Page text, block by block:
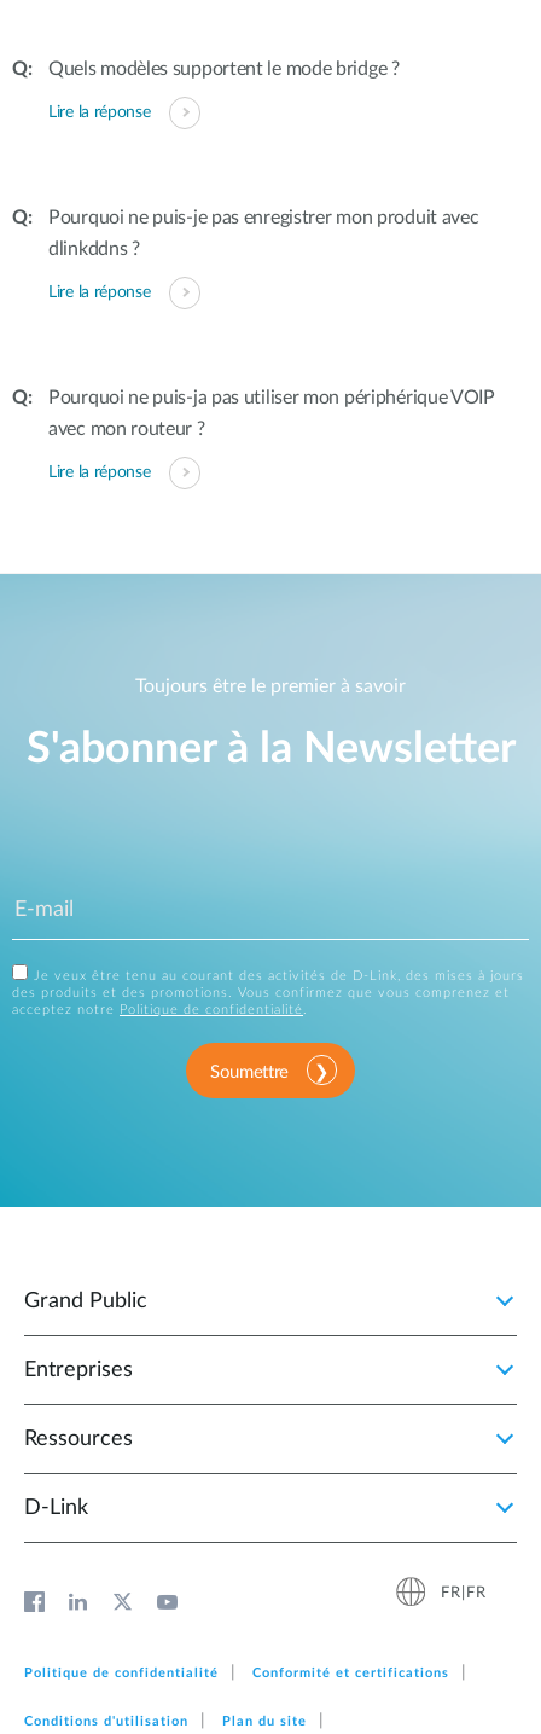
Quels modèles supportent le mode bridge ?
Lire la réponse
Pourquoi ne puis-je pas enregistrer mon produit avec
dlinkddns ?
Lire la réponse
Pourquoi ne puis-ja pas utiliser mon périphérique VOIP
avec mon routeur ?
Lire la réponse
Toujours être le premier à savoir
S'abonner à la Newsletter
Je veux être tenu au courant des activités de D-Link, des mises à jours
des produits et des promotions. Vous confirmez que vous comprenez et
acceptez notre
Politique de confidentialité.
Soumettre
Grand Public
Entreprises
Ressources
D‑Link
FR|FR
Politique de confidentialité Conformité et certifications
Conditions d'utilisation Plan du site